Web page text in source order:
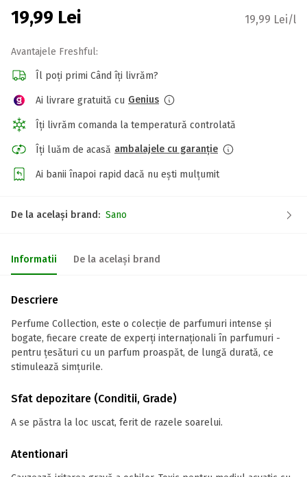
19,99 Lei 19,99 Lei/l
Avantajele Freshful:
Îl poți primi Când îți livrăm?
Ai livrare gratuită cu Genius
Îți livrăm comanda la temperatură controlată
Îți luăm de acasă ambalajele cu garanție
Ai banii înapoi rapid dacă nu ești mulțumit
De la același brand: Sano
Informatii De la același brand
Descriere
Perfume Collection, este o colecție de parfumuri intense și
bogate, fiecare create de experți internaționali în parfumuri -
pentru țesături cu un parfum proaspăt, de lungă durată, ce
stimulează simțurile.
Sfat depozitare (Conditii, Grade)
A se păstra la loc uscat, ferit de razele soarelui.
Atentionari